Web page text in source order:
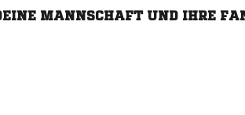
MANNSCHAFT UND IHRE